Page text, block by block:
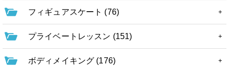
フィギュアスケート (76)
プライベートレッスン (151)
ボディメイキング (176)